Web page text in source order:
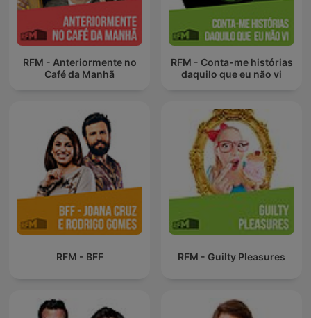
RFM - Anteriormente no
Café da Manhã
RFM - Conta-me histórias
daquilo que eu não vi
RFM - BFF RFM - Guilty Pleasures